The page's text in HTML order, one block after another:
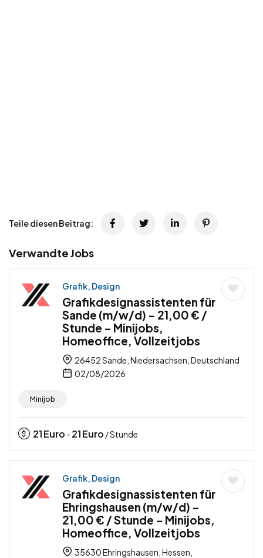
Teile diesen Beitrag:
Verwandte Jobs
Grafik, Design
Grafikdesignassistenten für
Sande (m/w/d) – 21,00 € /
Stunde – Minijobs,
Homeoffice, Vollzeitjobs
26452 Sande, Niedersachsen, Deutschland
02/08/2026
Minijob
21Euro - 21Euro / Stunde
Grafik, Design
Grafikdesignassistenten für
Ehringshausen (m/w/d) –
21,00 € / Stunde – Minijobs,
Homeoffice, Vollzeitjobs
35630 Ehringshausen, Hessen,